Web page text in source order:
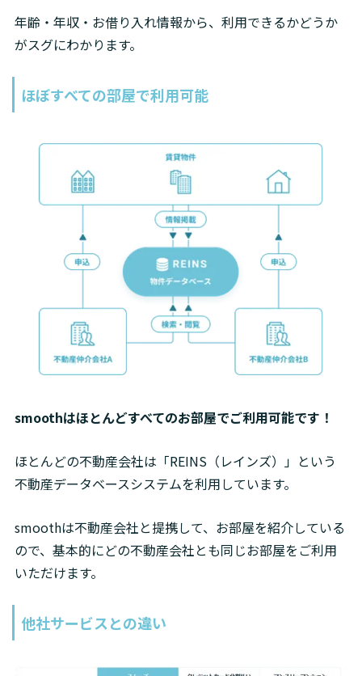
年齢・年収・お借り入れ情報から、利用できるかどうか
がスグにわかります。
ほぼすべての部屋で利用可能
smoothはほとんどすべてのお部屋でご利用可能です！
ほとんどの不動産会社は「REINS（レインズ）」という
不動産データベースシステムを利用しています。
smoothは不動産会社と提携して、お部屋を紹介している
ので、基本的にどの不動産会社とも同じお部屋をご利用
いただけます。
他社サービスとの違い